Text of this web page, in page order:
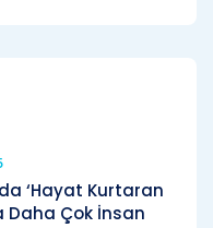
‘Hayat Kurtaran
Daha Çok İnsan